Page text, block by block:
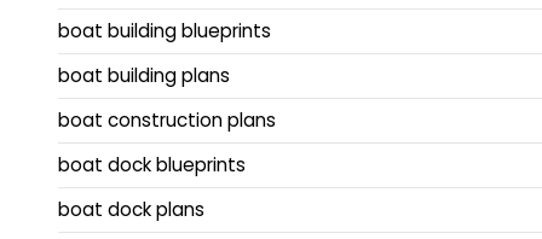
boat building blueprints
boat building plans
boat construction plans
boat dock blueprints
boat dock plans